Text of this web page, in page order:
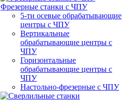
Фрезерные станки с ЧПУ
5-ти осевые обрабатывающие
центры с ЧПУ
Вертикальные
обрабатывающие центры с
ЧПУ
Горизонтальные
обрабатывающие центры с
ЧПУ
Настольно-фрезерные с ЧПУ